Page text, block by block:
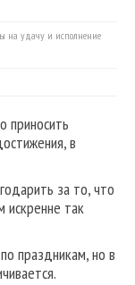
на удачу и исполнение
приносить
в
за то, что
искренне так
праздникам, но в